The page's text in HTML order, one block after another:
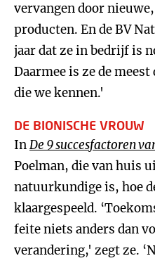
vervangen door
producten. En de BV
jaar dat ze in bedrijf is
Daarmee is ze de
die we kennen.'
DE BIONISCHE VROUW
InDe 9 succesfactoren
Poelman, die van huis
natuurkundige is, hoe
klaargespeeld.
feite niets anders dan
verandering,' zegt ze.